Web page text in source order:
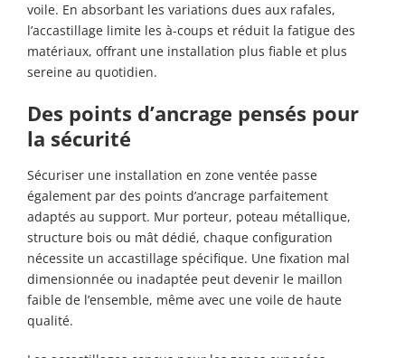
voile. En absorbant les variations dues aux rafales,
l’accastillage limite les à-coups et réduit la fatigue des
matériaux, offrant une installation plus fiable et plus
sereine au quotidien.
Des points d’ancrage pensés pour
la sécurité
Sécuriser une installation en zone ventée passe
également par des points d’ancrage parfaitement
adaptés au support. Mur porteur, poteau métallique,
structure bois ou mât dédié, chaque configuration
nécessite un accastillage spécifique. Une fixation mal
dimensionnée ou inadaptée peut devenir le maillon
faible de l’ensemble, même avec une voile de haute
qualité.